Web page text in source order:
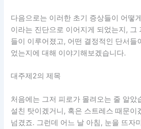
다음으로는 이러한 초기 증상들이 어떻
이라는 진단으로 이어지게 되었는지, 그
들이 이루어졌고, 어떤 결정적인 단서들
었는지에 대해 이야기해보겠습니다.
대주제2의 제목
처음에는 그저 피로가 몰려오는 줄 알았
설친 탓이겠거니, 혹은 스트레스 때문이
넘겼죠. 그런데 어느 날 아침, 눈을 뜨자